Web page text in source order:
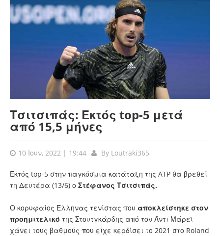
Τσιτσιπάς: Εκτός top-5 μετά
από 15,5 μήνες
10 Ιουν, 2022 | 19:44 By Loutraki365
Εκτός top-5 στην παγκόσμια κατάταξη της ATP θα βρεθεί
τη Δευτέρα (13/6) ο Στέφανος Τσιτσιπάς.
Ο κορυφαίος Έλληνας τενίστας που αποκλείστηκε στον
προημιτελικό της Στουτγκάρδης από τον Άντι Μάρεϊ
χάνει τους βαθμούς που είχε κερδίσει το 2021 στο Roland